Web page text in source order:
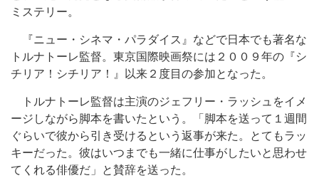
ミステリー。
『ニュー・シネマ・パラダイス』などで日本でも著名な
トルナトーレ監督。東京国際映画祭には２００９年の『シ
チリア！シチリア！』以来２度目の参加となった。
トルナトーレ監督は主演のジェフリー・ラッシュをイメ
ージしながら脚本を書いたという。「脚本を送って１週間
ぐらいで彼から引き受けるという返事が来た。とてもラッ
キーだった。彼はいつまでも一緒に仕事がしたいと思わせ
てくれる俳優だ」と賛辞を送った。